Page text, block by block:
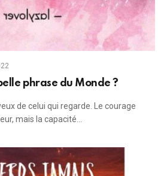
phrase du Monde ?
de celui qui regarde. Le courage
mais la capacité…